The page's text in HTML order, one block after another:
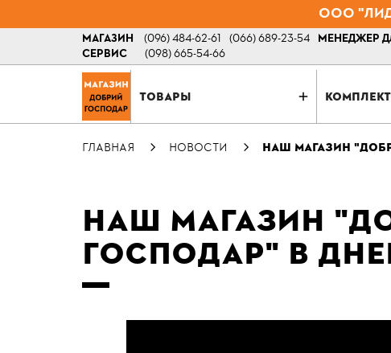
ООО
МАГАЗИН (096) 484-62-61 (066) 689-23-54 МЕНЕДЖЕР
СЕРВИС
(098) 665-54-66
ТОВАРЫ
ГЛАВНАЯ НОВОСТИ НАШ МАГАЗИН
НАШ МАГАЗИН
ГОСПОДАР" В